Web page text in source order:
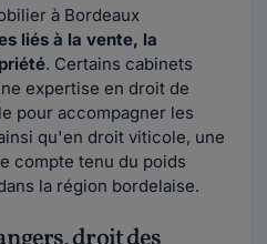
à Bordeaux
liés à la vente, la
. Certains cabinets
expertise en droit de
pour accompagner les
qu'en droit viticole, une
compte tenu du poids
la région bordelaise.